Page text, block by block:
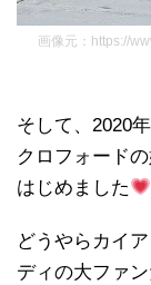
画像元：https://
そして、2020
クロフォード
はじめました
どうやらカイ
ディの大ファ